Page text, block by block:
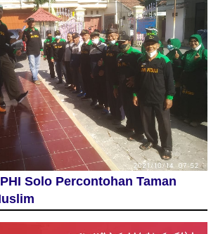
Solo Percontohan Taman